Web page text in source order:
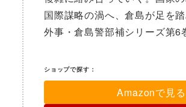
国際謀略の渦へ、倉島が足を
外事・倉島警部補シリーズ第6
ショップで探す：
Amazonで見る